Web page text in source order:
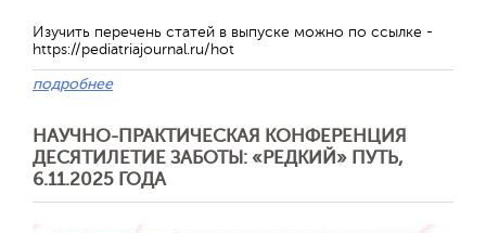
Изучить перечень статей в выпуске можно по ссылке -
https://pediatriajournal.ru/hot
подробнее
НАУЧНО-ПРАКТИЧЕСКАЯ КОНФЕРЕНЦИЯ
ДЕСЯТИЛЕТИЕ ЗАБОТЫ: «РЕДКИЙ» ПУТЬ,
6.11.2025 ГОДА